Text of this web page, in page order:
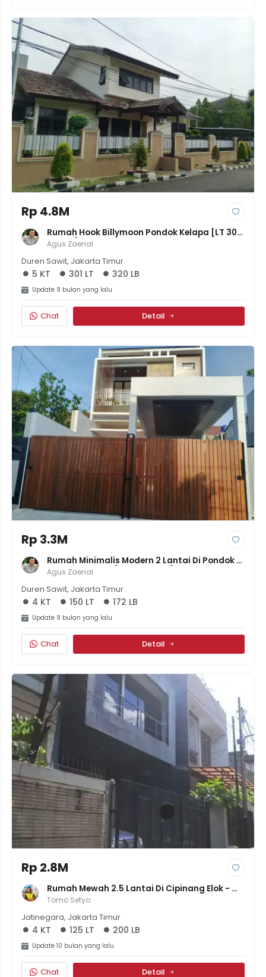
Rp 4.8M
Rumah Hook Billymoon Pondok Kelapa [LT 301
LB 320] | 5KT 3KM | Klasik Modern 2 Lantai |
Harga 4.75M
Agus Zaenal
Duren Sawit, Jakarta Timur
5 KT 301 LT 320 LB
Update 9 bulan yang lalu
Chat Detail
Rp 3.3M
Rumah Minimalis Modern 2 Lantai Di Pondok
Kelapa, JakTim [LT 150 LB 172] | 4KT 3KM |
Jalan 2 Mobil | Harga 3.25M
Agus Zaenal
Duren Sawit, Jakarta Timur
4 KT 150 LT 172 LB
Update 9 bulan yang lalu
Chat Detail
Rp 2.8M
Rumah Mewah 2.5 Lantai Di Cipinang Elok -
Konsep Minimalis Modern + Solar Cell - Rp
Tomo Setyo
Jatinegara, Jakarta Timur
4 KT 125 LT 200 LB
Update 10 bulan yang lalu
Chat Detail